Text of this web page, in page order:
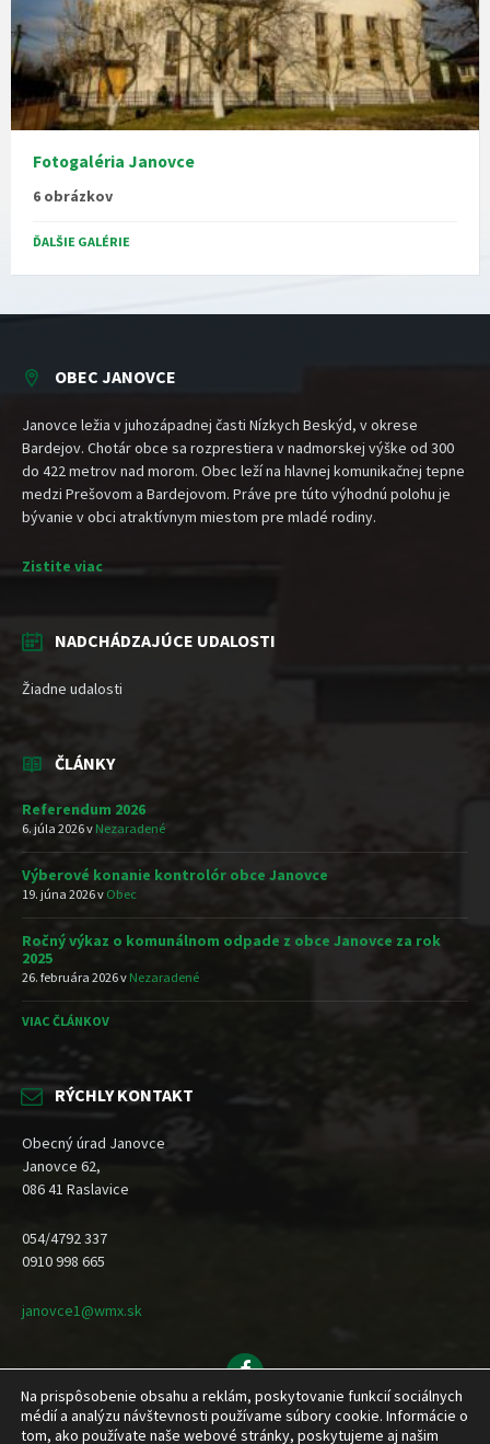
Fotogaléria Janovce
6 obrázkov
ĎALŠIE GALÉRIE
OBEC JANOVCE
Janovce ležia v juhozápadnej časti Nízkych Beskýd, v okrese
Bardejov. Chotár obce sa rozprestiera v nadmorskej výške od 300
do 422 metrov nad morom. Obec leží na hlavnej komunikačnej tepne
medzi Prešovom a Bardejovom. Práve pre túto výhodnú polohu je
bývanie v obci atraktívnym miestom pre mladé rodiny.
Zistite viac
NADCHÁDZAJÚCE UDALOSTI
Žiadne udalosti
ČLÁNKY
Referendum 2026
6. júla 2026v Nezaradené
Výberové konanie kontrolór obce Janovce
19. júna 2026v Obec
Ročný výkaz o komunálnom odpade z obce Janovce za rok
2025
26. februára 2026v Nezaradené
VIAC ČLÁNKOV
RÝCHLY KONTAKT
Obecný úrad Janovce
Janovce 62,
086 41 Raslavice
054/4792 337
0910 998 665
janovce1@wmx.sk
Facebook
Domov Novinky Dokumenty
Inštitúcie a organizácie
Obecné zastupiteľstvo
Kontakt
Na prispôsobenie obsahu a reklám, poskytovanie funkcií sociálnych
médií a analýzu návštevnosti používame súbory cookie. Informácie o
tom, ako používate naše webové stránky, poskytujeme aj našim